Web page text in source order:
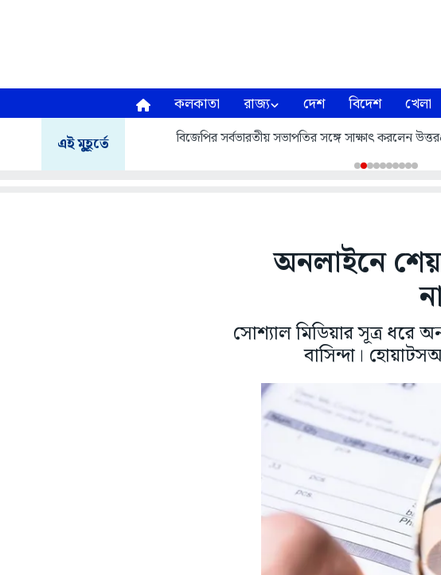
কলকাতা রাজ্য দেশ বিদেশ খেলা
এই মুহূর্তে বিজেপির সর্বভারতীয় সভাপতির সঙ্গে সাক্ষাৎ করলেন
অনলাইনে
সোশ্যাল মিডিয়ার সূত্র ধরে
বাসিন্দা।